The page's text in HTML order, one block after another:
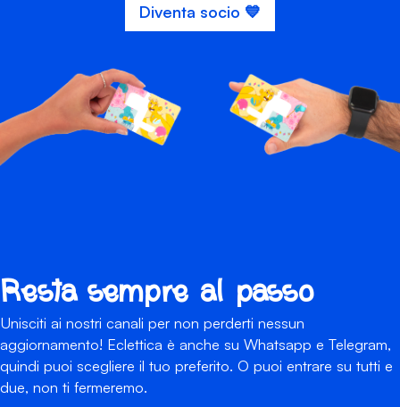
Diventa socio 💙
Resta sempre al passo
Unisciti ai nostri canali per non perderti nessun
aggiornamento! Eclettica è anche su Whatsapp e Telegram,
quindi puoi scegliere il tuo preferito. O puoi entrare su tutti e
due, non ti fermeremo.